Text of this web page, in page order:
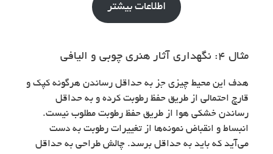
اطلاعات بیشتر
مثال ۴: نگهداری آثار هنری چوبی و الیافی
هدف این محیط چیزی جز به حداقل رساندن هرگونه کپک و
قارچ احتمالی از طریق حفظ رطوبت کرده و به حداقل
رساندن خشکی هوا از طریق حفظ رطوبت مطلوب نیست.
انبساط و انقباض نمونه‌ها از تغییرات رطوبت به دست
می‌آید که باید به حداقل برسد. چالش طراحی به حداقل